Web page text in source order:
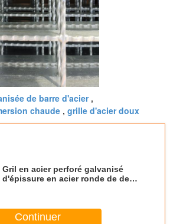
de barre d'acier,
chaude , grille d'acier doux
Gril en acier perforé galvanisé
d'épissure en acier ronde de dent
Continuer